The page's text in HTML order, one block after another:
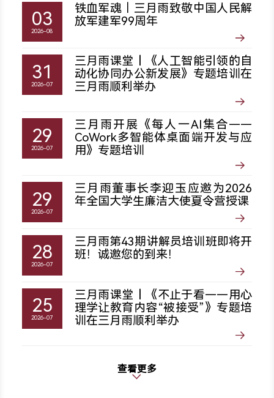
03
2026-08
铁血军魂｜三月雨致敬中国人民解
放军建军99周年
31
2026-07
三月雨课堂丨《人工智能引领的自
动化协同办公新发展》专题培训在
三月雨顺利举办
29
2026-07
三月雨开展《每人一AI集合——
CoWork多智能体桌面端开发与应
用》专题培训
29
2026-07
三月雨董事长李迎玉应邀为2026
年全国大学生廉洁大使夏令营授课
28
2026-07
三月雨第43期讲解员培训班即将开
班！诚邀您的到来！
25
2026-07
三月雨课堂丨《不止于看——用心
理学让教育内容“被接受”》专题培
训在三月雨顺利举办
查看更多